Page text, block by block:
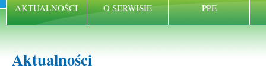
AKTUALNOŚCI O SERWISIE PPE
Aktualności